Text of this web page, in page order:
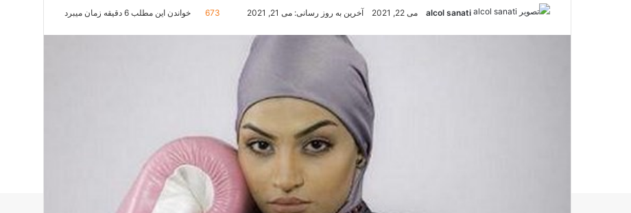
alcol sanati می 22, 2021 آخرین به روز رسانی: می 21, 2021 673 خواندن این مطلب 6 دقیقه زمان میبرد